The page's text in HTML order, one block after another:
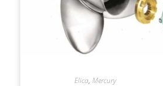
Elica, Mercury